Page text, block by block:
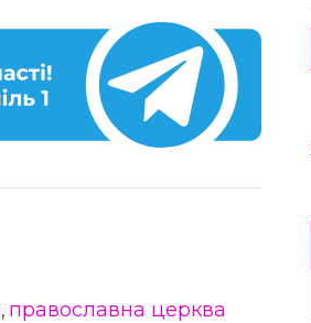
, православна церква